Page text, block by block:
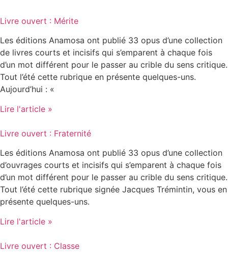
Livre ouvert : Mérite
Les éditions Anamosa ont publié 33 opus d’une collection
de livres courts et incisifs qui s’emparent à chaque fois
d’un mot différent pour le passer au crible du sens critique.
Tout l’été cette rubrique en présente quelques-uns.
Aujourd’hui : «
Lire l'article »
Livre ouvert : Fraternité
Les éditions Anamosa ont publié 33 opus d’une collection
d’ouvrages courts et incisifs qui s’emparent à chaque fois
d’un mot différent pour le passer au crible du sens critique.
Tout l’été cette rubrique signée Jacques Trémintin, vous en
présente quelques-uns.
Lire l'article »
Livre ouvert : Classe